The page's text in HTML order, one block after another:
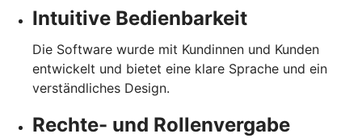
Intuitive Bedienbarkeit
Die Software wurde mit Kundinnen und Kunden
entwickelt und bietet eine klare Sprache und ein
verständliches Design.
Rechte- und Rollenvergabe